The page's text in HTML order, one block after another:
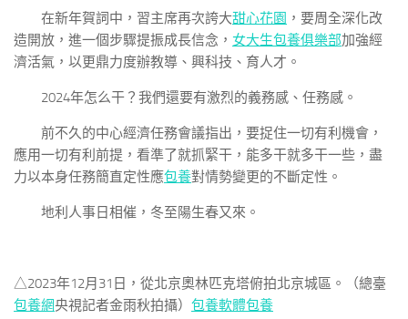
在新年賀詞中，習主席再次誇大甜心花園 ，要周全深化改
造開放，進一個步驟提振成長信念， 女大生包養俱樂部加強經
濟活氣，以更鼎力度辦教導、興科技、育人才。
2024年怎么干？我們還要有激烈的義務感、任務感。
前不久的中心經濟任務會議指出，要捉住一切有利機會，
應用一切有利前提，看準了就抓緊干，能多干就多干一些，盡
力以本身任務簡直定性應包養對情勢變更的不斷定性。
地利人事日相催，冬至陽生春又來。
△2023年12月31日，從北京奧林匹克塔俯拍北京城區。（總臺
包養網央視記者金雨秋拍攝） 包養軟體包養